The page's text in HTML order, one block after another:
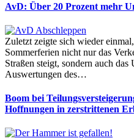
AvD: Über 20 Prozent mehr
Zuletzt zeigte sich wieder
Sommerferien nicht nur das
Straßen steigt, sondern auch
Auswertungen des…
Boom bei
Hoffnungen in zerstrittenen